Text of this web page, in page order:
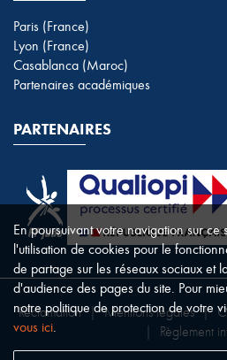
Paris (France)
Lyon (France)
Casablanca (Maroc)
Partenaires académiques
PARTENAIRES
Réclamation | Mentions légales |
Règlement
En poursuivant votre navigation sur ce
l'utilisation de cookies pour le
de partage sur les réseaux sociaux et
d'audience des pages du site. Pour
notre politique de protection de votre
vous ici.